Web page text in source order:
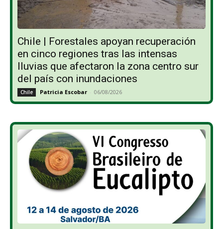
Chile | Forestales apoyan recuperación
en cinco regiones tras las intensas
lluvias que afectaron la zona centro sur
del país con inundaciones
Chile Patricia Escobar - 06/08/2026